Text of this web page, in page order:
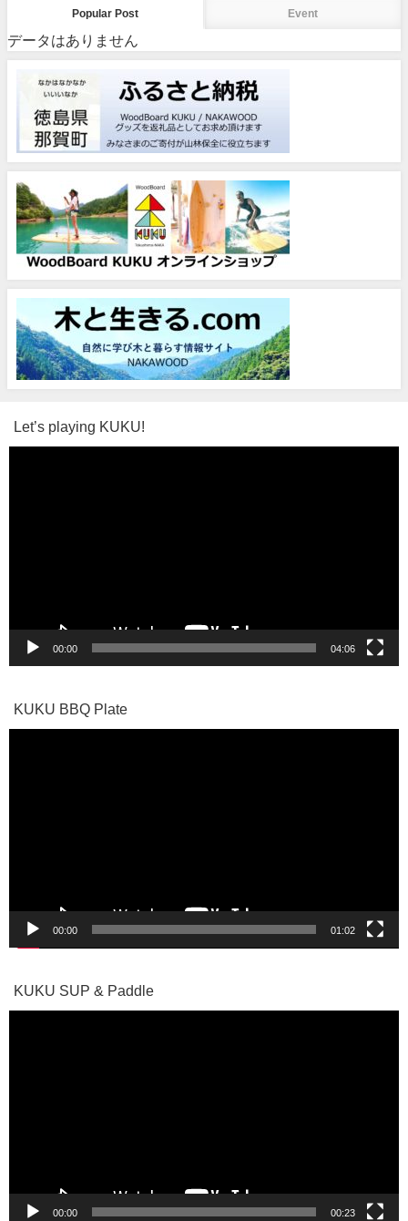
Popular Post Event
データはありません
Let’s playing KUKU!
00:00 04:06
KUKU BBQ Plate
00:00 01:02
KUKU SUP & Paddle
00:00 00:23